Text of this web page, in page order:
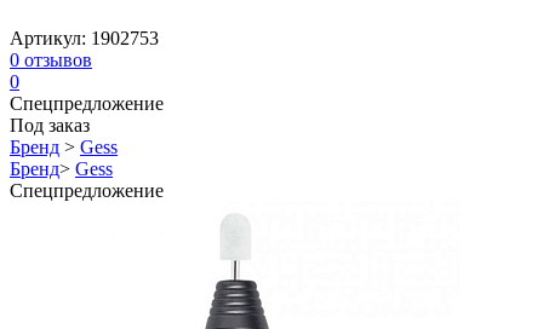
Артикул: 1902753
0 отзывов
0
Спецпредложение
Под заказ
Бренд > Gess
Бренд> Gess
Спецпредложение